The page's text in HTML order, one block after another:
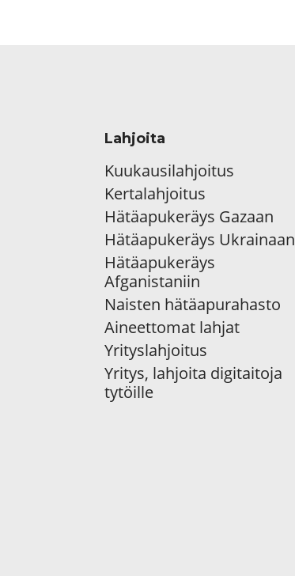
Lahjoita
Kuukausilahjoitus
Kertalahjoitus
Hätäapukeräys Gazaan
Hätäapukeräys Ukrainaan
Hätäapukeräys
Afganistaniin
Naisten hätäapurahasto
Aineettomat lahjat
Yrityslahjoitus
Yritys, lahjoita digitaitoja
tytöille